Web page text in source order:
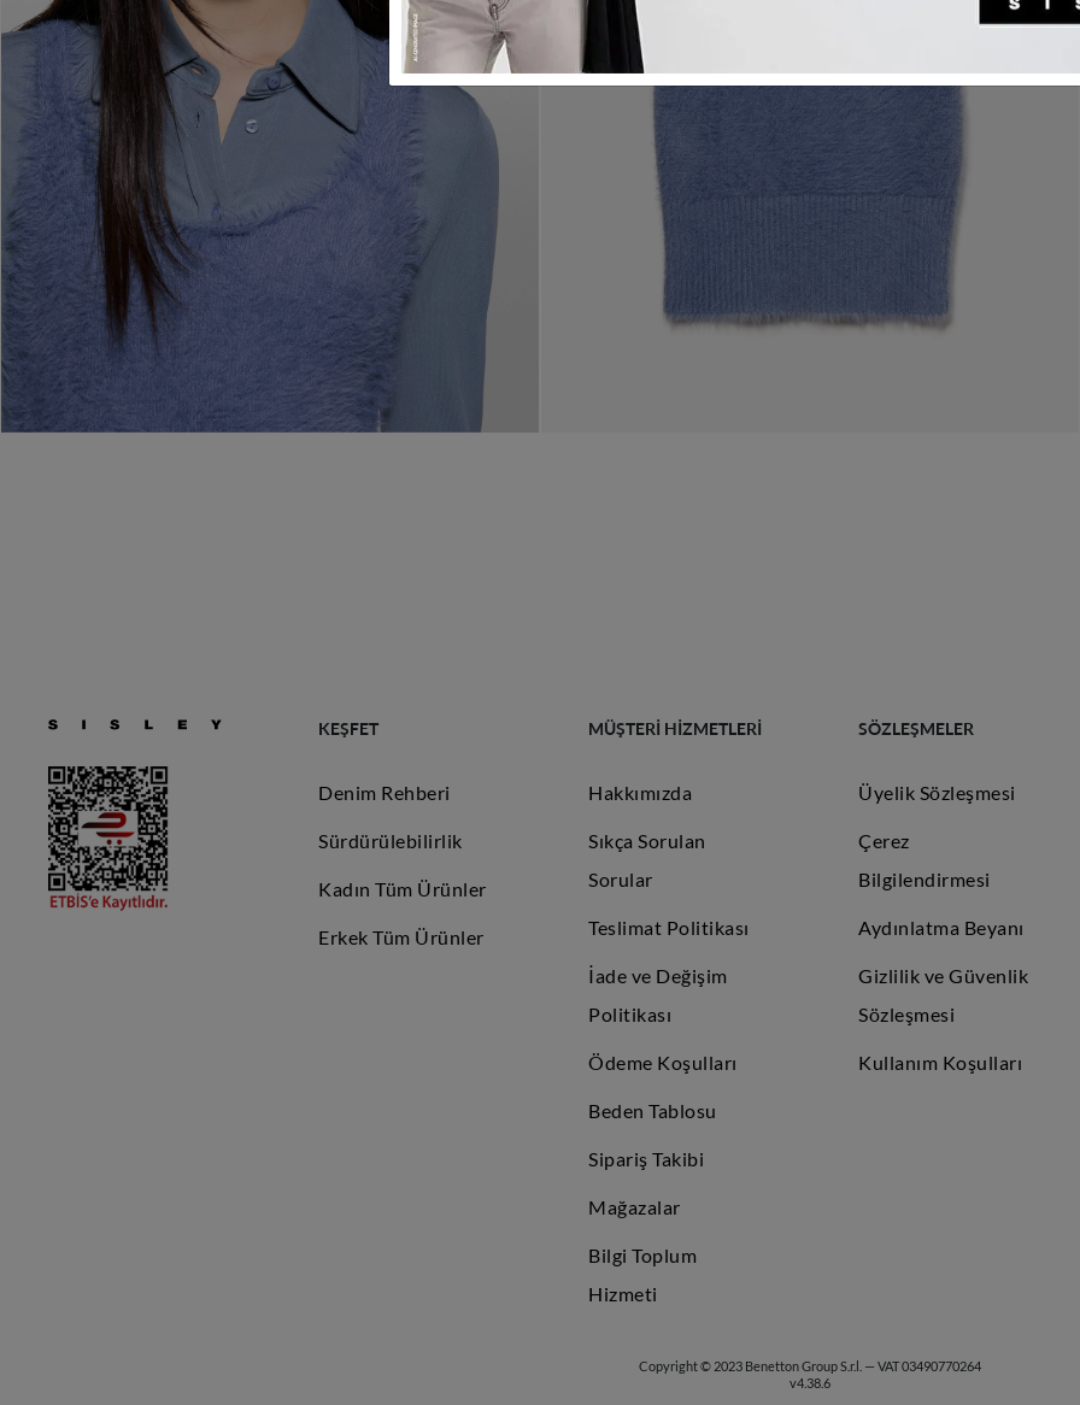
KEŞFET
Denim Rehberi
Sürdürülebilirlik
Kadın Tüm Ürünler
Erkek Tüm Ürünler
MÜŞTERİ HİZMETLERİ
Hakkımızda
Sıkça Sorulan
Sorular
Teslimat Politikası
İade ve Değişim
Politikası
Ödeme Koşulları
Beden Tablosu
Sipariş Takibi
Mağazalar
Bilgi Toplum
Hizmeti
SÖZLEŞMELER
Üyelik Sözleşmesi
Çerez
Bilgilendirmesi
Aydınlatma Beyanı
Gizlilik ve Güvenlik
Sözleşmesi
Kullanım Koşulları
Copyright © 2023 Benetton Group S.r.l. — VAT 03490770264
v4.38.6